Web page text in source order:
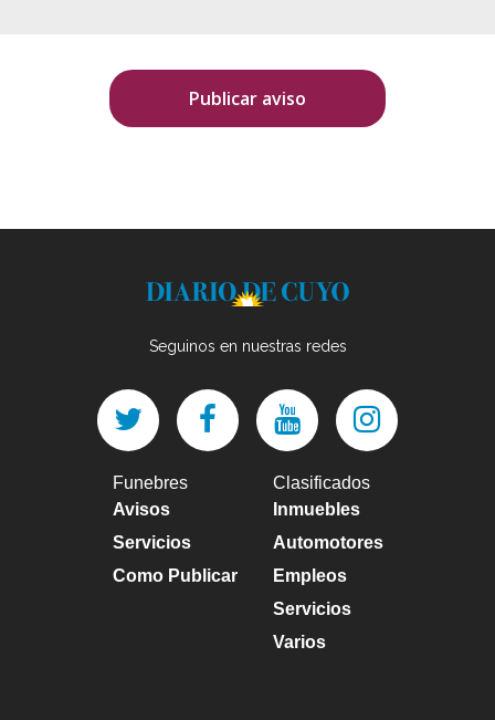
Publicar aviso
Seguinos en nuestras redes
Funebres
Avisos
Servicios
Como Publicar
Clasificados
Inmuebles
Automotores
Empleos
Servicios
Varios